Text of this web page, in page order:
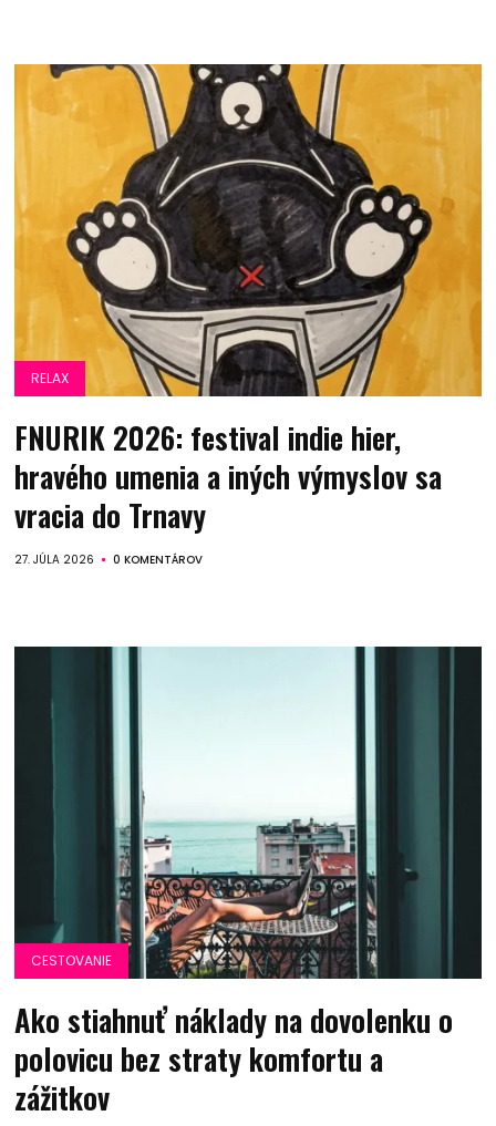
RELAX
FNURIK 2026: festival indie hier,
hravého umenia a iných výmyslov sa
vracia do Trnavy
27. JÚLA 2026 0 KOMENTÁROV
CESTOVANIE
Ako stiahnuť náklady na dovolenku o
polovicu bez straty komfortu a
zážitkov